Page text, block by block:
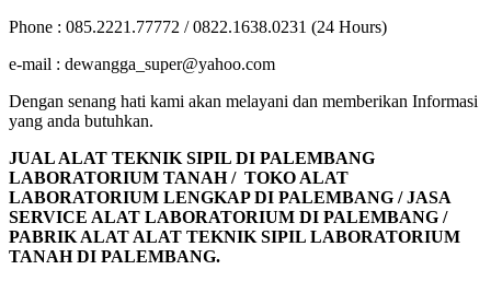
Phone : 085.2221.77772 / 0822.1638.0231 (24 Hours)
e-mail : dewangga_super@yahoo.com
Dengan senang hati kami akan melayani dan memberikan Informasi
yang anda butuhkan.
JUAL ALAT TEKNIK SIPIL DI PALEMBANG
LABORATORIUM TANAH / TOKO ALAT
LABORATORIUM LENGKAP DI PALEMBANG / JASA
SERVICE ALAT LABORATORIUM DI PALEMBANG /
PABRIK ALAT ALAT TEKNIK SIPIL LABORATORIUM
TANAH DI PALEMBANG.